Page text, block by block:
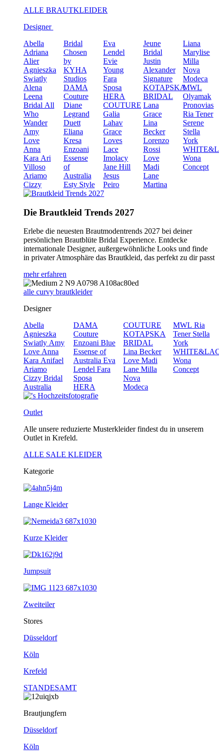
ALLE BRAUTKLEIDER
Designer
Abella
Adriana
Alier
Agnieszka
Swiatly
Alena
Leena
Bridal All
Who
Wander
Amy
Love
Anna
Kara Ari
Villoso
Ariamo
Cizzy
Bridal
Chosen
by
KYHA
Studios
DAMA
Couture
Diane
Legrand
Duett
Eliana
Kresa
Enzoani
Essense
of
Australia
Esty Style
Eva
Lendel
Evie
Young
Fara
Sposa
HERA
COUTURE
Galia
Lahav
Grace
Loves
Lace
Imolacy
Jane Hill
Jesus
Peiro
Jeune
Bridal
Justin
Alexander
Signature
KOTAPSKA
BRIDAL
Lana
Grace
Lina
Becker
Lorenzo
Rossi
Love
Madi
Lane
Martina
Liana
Marylise
Milla
Nova
Modeca
MWL
Olyamak
Pronovias
Ria Tener
Serene
Stella
York
Wona
Concept
Die Brautkleid Trends 2027
Erlebe die neuesten Brautmodentrends 2027 bei deiner
persönlichen Brautblüte Bridal Experience. Entdecke
internationale Designer, außergewöhnliche Looks und finde
in privater Atmosphäre das Brautkleid, das perfekt zu dir passt
mehr erfahren
alle curvy brautkleider
Designer
Abella
Agnieszka
Swiatly Amy
Love Anna
Kara Anifael
Ariamo
Cizzy Bridal
Australia
DAMA
Couture
Enzoani Blue
Essense of
Australia Eva
Lendel Fara
Sposa
HERA
COUTURE
KOTAPSKA
BRIDAL
Lina Becker
Love Madi
Lane Milla
Nova
Modeca
MWL Ria
Tener Stella
York
Wona
Concept
Outlet
Alle unsere reduzierte Musterkleider findest du in unserem
Outlet in Krefeld.
ALLE SALE KLEIDER
Kategorie
Lange Kleider
Kurze Kleider
Jumpsuit
Zweiteiler
Stores
Düsseldorf
Köln
Krefeld
STANDESAMT
Brautjungfern
Düsseldorf
Köln